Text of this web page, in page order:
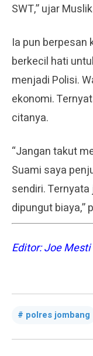
SWT,” ujar
Ia pun berpesan
berkecil hati
menjadi Polisi.
ekonomi.
citanya.
“Jangan takut
Suami saya
sendiri.
dipungut biaya,”
Editor: Joe Mesti
polres jombang